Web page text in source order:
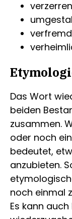
verzerren
Das Wort
beiden
zusammen.
oder noch
bedeutet,
anzubieten.
noch einmal
Es kann